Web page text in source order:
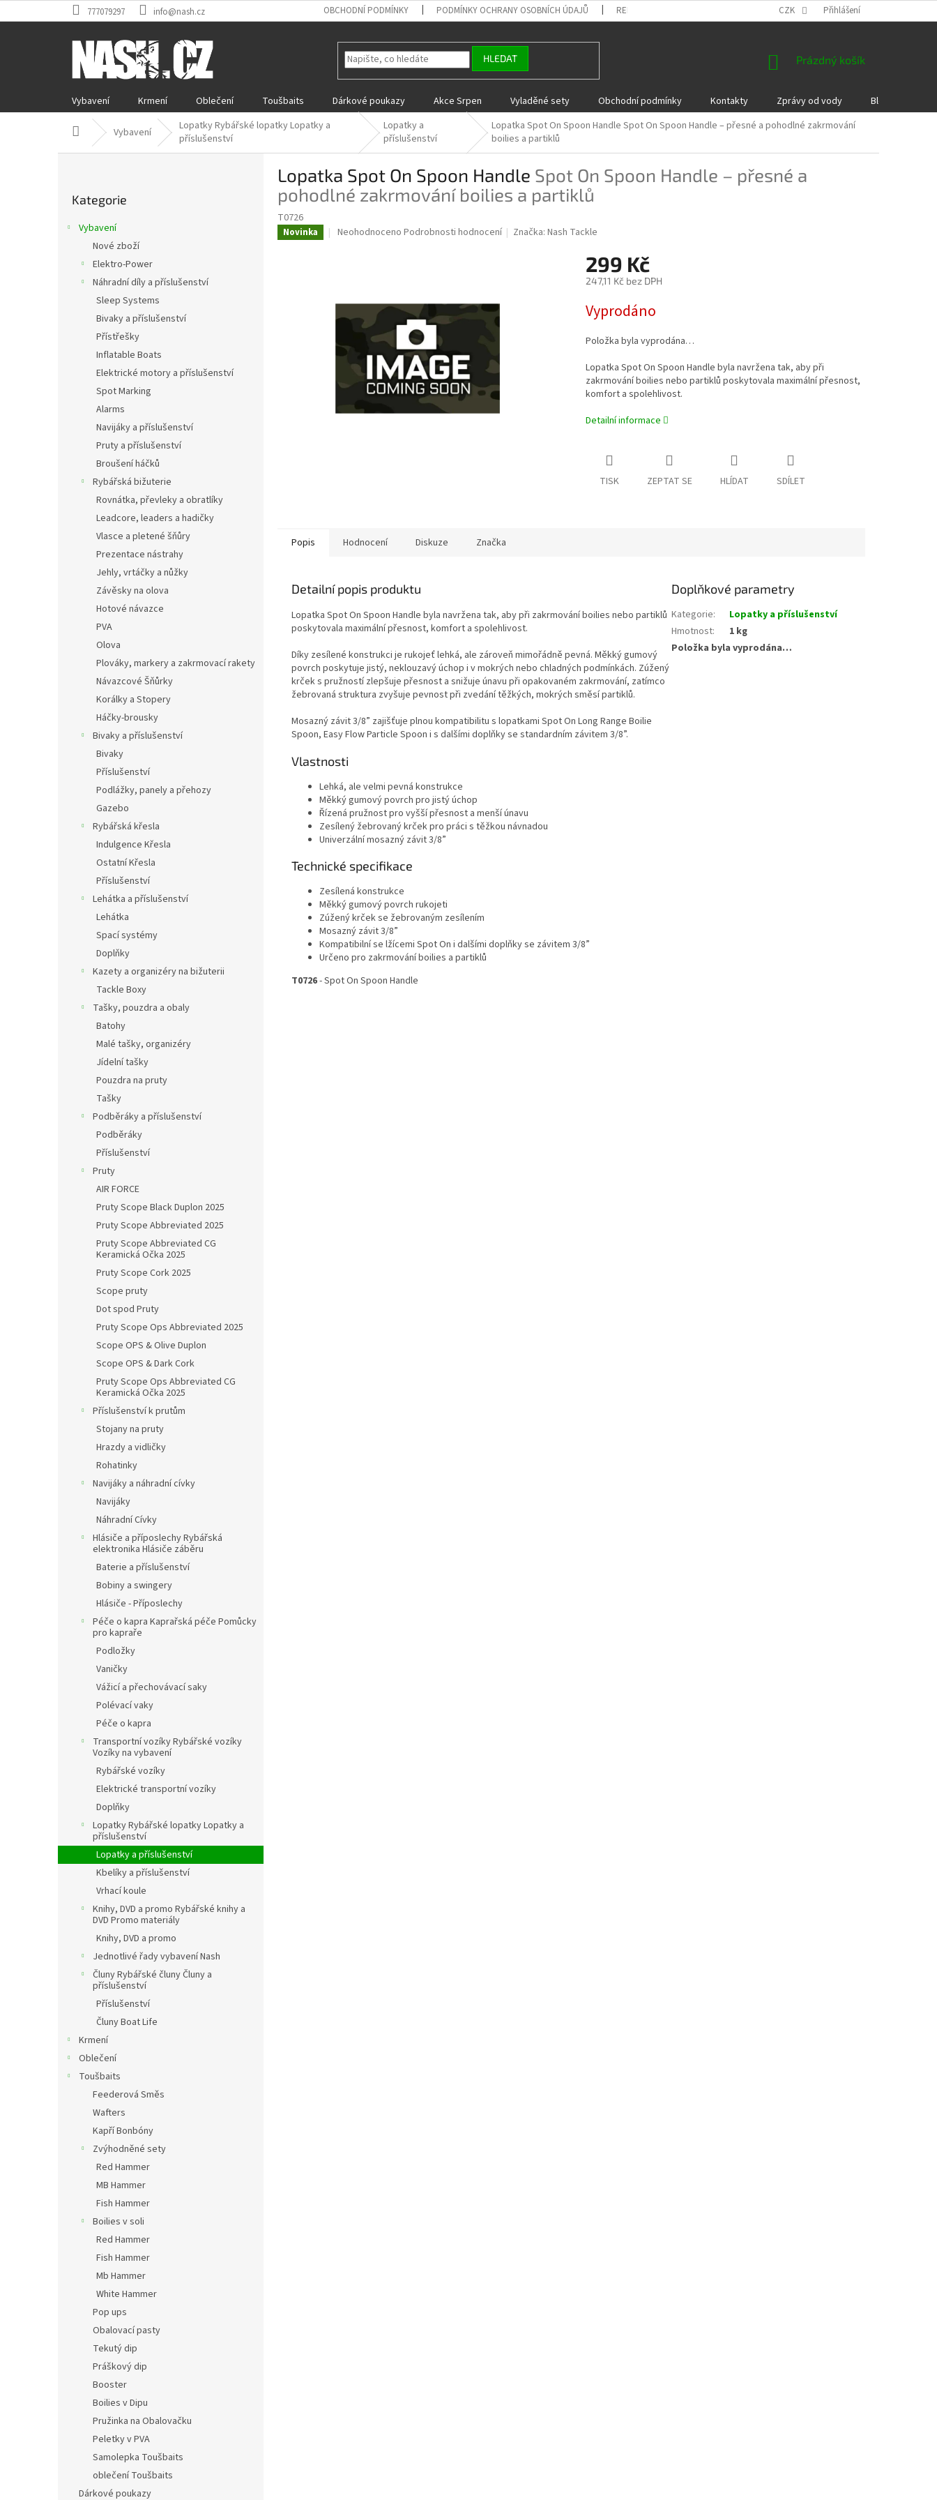
na
777079297 info@nash.cz OBCHODNÍ PODMÍNKY PODMÍNKY OCHRANY OSOBNÍCH ÚDAJŮ REKLAMACE A VRÁCENÍ ZBOŽÍ DÁRKOVÉ POUKAZY
CZK Přihlášení
HLEDAT
NÁKUPNÍ
Prázdný košík
Vybavení Krmení Oblečení Toušbaits Dárkové poukazy Akce Srpen Vyladěné sety Obchodní podmínky Kontakty Zprávy od vody Blog
Domů Vybavení
Lopatky Rybářské lopatky Lopatky a
příslušenství
Lopatky a
příslušenství
Lopatka Spot On Spoon Handle Spot On Spoon Handle – přesné a pohodlné zakrmování
boilies a partiklů
kategorie
Kategorie
Vybavení
Nové zboží
Elektro-Power
Náhradní díly a příslušenství
Sleep Systems
Bivaky a příslušenství
Přístřešky
Inflatable Boats
Elektrické motory a příslušenství
Spot Marking
Alarms
Navijáky a příslušenství
Pruty a příslušenství
Broušení háčků
Rybářská bižuterie
Rovnátka, převleky a obratlíky
Leadcore, leaders a hadičky
Vlasce a pletené šňůry
Prezentace nástrahy
Jehly, vrtáčky a nůžky
Závěsky na olova
Hotové návazce
PVA
Olova
Plováky, markery a zakrmovací rakety
Návazcové Šňůrky
Korálky a Stopery
Háčky-brousky
Bivaky a příslušenství
Bivaky
Příslušenství
Podlážky, panely a přehozy
Gazebo
Rybářská křesla
Indulgence Křesla
Ostatní Křesla
Příslušenství
Lehátka a příslušenství
Lehátka
Spací systémy
Doplňky
Kazety a organizéry na bižuterii
Tackle Boxy
Tašky, pouzdra a obaly
Batohy
Malé tašky, organizéry
Jídelní tašky
Pouzdra na pruty
Tašky
Podběráky a příslušenství
Podběráky
Příslušenství
Pruty
AIR FORCE
Pruty Scope Black Duplon 2025
Pruty Scope Abbreviated 2025
Pruty Scope Abbreviated CG
Keramická Očka 2025
Pruty Scope Cork 2025
Scope pruty
Dot spod Pruty
Pruty Scope Ops Abbreviated 2025
Scope OPS & Olive Duplon
Scope OPS & Dark Cork
Pruty Scope Ops Abbreviated CG
Keramická Očka 2025
Příslušenství k prutům
Stojany na pruty
Hrazdy a vidličky
Rohatinky
Navijáky a náhradní cívky
Navijáky
Náhradní Cívky
Hlásiče a příposlechy Rybářská
elektronika Hlásiče záběru
Baterie a příslušenství
Bobiny a swingery
Hlásiče - Příposlechy
Péče o kapra Kaprařská péče Pomůcky
pro kapraře
Podložky
Vaničky
Vážicí a přechovávací saky
Polévací vaky
Péče o kapra
Transportní vozíky Rybářské vozíky
Vozíky na vybavení
Rybářské vozíky
Elektrické transportní vozíky
Doplňky
Lopatky Rybářské lopatky Lopatky a
příslušenství
Lopatky a příslušenství
Kbelíky a příslušenství
Vrhací koule
Knihy, DVD a promo Rybářské knihy a
DVD Promo materiály
Knihy, DVD a promo
Jednotlivé řady vybavení Nash
Čluny Rybářské čluny Čluny a
příslušenství
Příslušenství
Čluny Boat Life
Krmení
Oblečení
Toušbaits
Feederová Směs
Wafters
Kapří Bonbóny
Zvýhodněné sety
Red Hammer
MB Hammer
Fish Hammer
Boilies v soli
Red Hammer
Fish Hammer
Mb Hammer
White Hammer
Pop ups
Obalovací pasty
Tekutý dip
Práškový dip
Booster
Boilies v Dipu
Pružinka na Obalovačku
Peletky v PVA
Samolepka Toušbaits
oblečení Toušbaits
Dárkové poukazy
Lopatka Spot On Spoon Handle Spot On Spoon Handle – přesné a
pohodlné zakrmování boilies a partiklů
T0726
Novinka
Průměrné
hvězdiček.
Neohodnoceno Podrobnosti hodnocení Značka:Nash Tackle
299 Kč
247,11 Kč bez DPH
cena:
Vyprodáno
Položka byla vyprodána…
Lopatka Spot On Spoon Handle byla navržena tak, aby při
zakrmování boilies nebo partiklů poskytovala maximální přesnost,
komfort a spolehlivost.
Detailní informace
TISK ZEPTAT SE HLÍDAT SDÍLET
Popis Hodnocení Diskuze Značka
Detailní popis produktu
Lopatka Spot On Spoon Handle byla navržena tak, aby při zakrmování boilies nebo partiklů
poskytovala maximální přesnost, komfort a spolehlivost.
Díky zesílené konstrukci je rukojeť lehká, ale zároveň mimořádně pevná. Měkký gumový
povrch poskytuje jistý, neklouzavý úchop i v mokrých nebo chladných podmínkách. Zúžený
krček s pružností zlepšuje přesnost a snižuje únavu při opakovaném zakrmování, zatímco
žebrovaná struktura zvyšuje pevnost při zvedání těžkých, mokrých směsí partiklů.
Mosazný závit 3/8” zajišťuje plnou kompatibilitu s lopatkami Spot On Long Range Boilie
Spoon, Easy Flow Particle Spoon i s dalšími doplňky se standardním závitem 3/8”.
Vlastnosti
Lehká, ale velmi pevná konstrukce
Měkký gumový povrch pro jistý úchop
Řízená pružnost pro vyšší přesnost a menší únavu
Zesílený žebrovaný krček pro práci s těžkou návnadou
Univerzální mosazný závit 3/8”
Technické specifikace
Zesílená konstrukce
Měkký gumový povrch rukojeti
Zúžený krček se žebrovaným zesílením
Mosazný závit 3/8”
Kompatibilní se lžícemi Spot On i dalšími doplňky se závitem 3/8”
Určeno pro zakrmování boilies a partiklů
T0726- Spot On Spoon Handle
Doplňkové parametry
Kategorie:
Lopatky a příslušenství
Hmotnost:
1 kg
Položka byla vyprodána…